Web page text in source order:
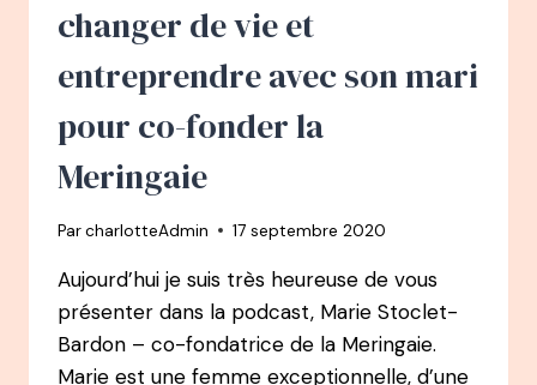
EX-
CHEZ
changer de vie et
entreprendre avec son mari
pour co-fonder la
Meringaie
ParcharlotteAdmin 17 septembre 2020
Aujourd’hui je suis très heureuse de vous
présenter dans la podcast, Marie Stoclet-
Bardon – co-fondatrice de la Meringaie.
Marie est une femme exceptionnelle, d’une